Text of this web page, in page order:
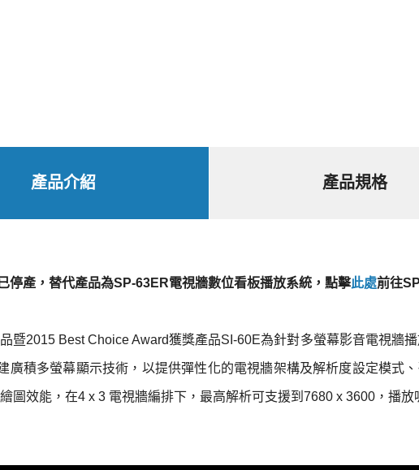
產品介紹 產品規格
停產，替代產品為SP-63ER電視牆數位看板播放系統，點擊此處前往
暨2015 Best Choice Award獲獎產品SI-60E為針對多螢幕影音電視牆
廣積多螢幕顯示技術，以提供彈性化的電視牆架構及解析度設定模式
圖效能，在4 x 3 電視牆編排下，最高解析可支援到7680 x 3600，播